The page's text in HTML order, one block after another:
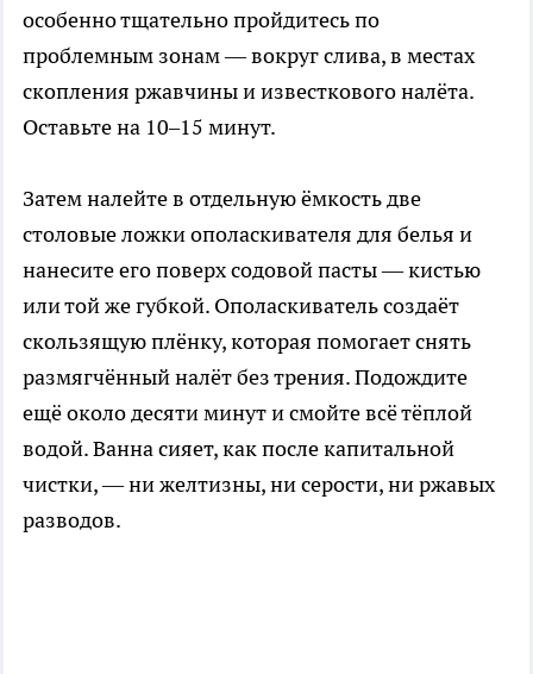
особенно тщательно пройдитесь по
проблемным зонам — вокруг слива, в местах
скопления ржавчины и известкового налёта.
Оставьте на 10–15 минут.
Затем налейте в отдельную ёмкость две
столовые ложки ополаскивателя для белья и
нанесите его поверх содовой пасты — кистью
или той же губкой. Ополаскиватель создаёт
скользящую плёнку, которая помогает снять
размягчённый налёт без трения. Подождите
ещё около десяти минут и смойте всё тёплой
водой. Ванна сияет, как после капитальной
чистки, — ни желтизны, ни серости, ни ржавых
разводов.